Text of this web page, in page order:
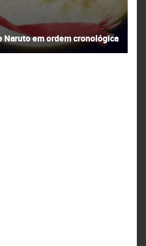
Naruto em ordem cronológica